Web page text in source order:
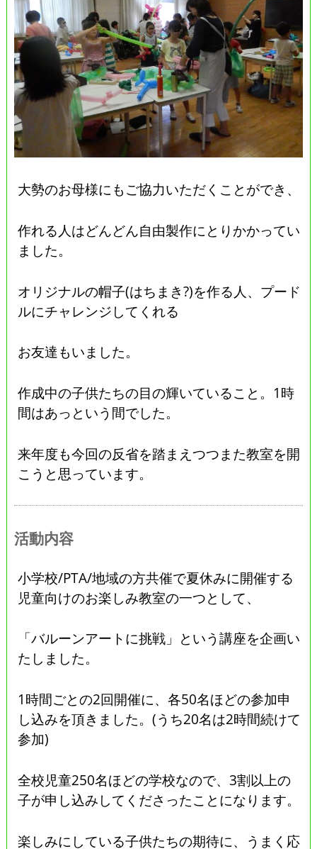
大勢のお母様にもご協力いただくことができ、
作れる人はどんどん自由製作にとりかかってい
ました。
オリジナルの帽子(はちまき?)を作る人、プード
ルにチャレンジしてくれる
お友達もいました。
作成中の子供たちの目の輝いていること。1時
間はあっという間でした。
来年度も今回の反省を踏まえつつまた教室を開
こうと思っています。
活動内容
小学校/PTA/地域の方共催で夏休みに開催する
児童向けのお楽しみ教室の一つとして、
「バルーンアートに挑戦」という講座を企画い
たしました。
1時間ごとの2回開催に、各50名ほどの参加申
し込みを頂きました。(うち20名は2時間続けて
参加)
全校児童250名ほどの学校なので、3割以上の
子が申し込みしてくださったことになります。
楽しみにしている子供たちの期待に、うまく応